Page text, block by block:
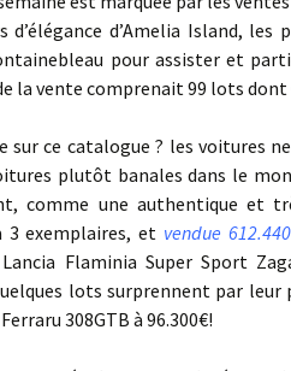
d’élégance d’Amelia Island,
pour assister et
la vente comprenait 99 lots
ce catalogue ? les voitures
plutôt banales dans le
comme une authentique et
3 exemplaires, et vendue
Flaminia Super Sport
lots surprennent par leur
308GTB à 96.300€!